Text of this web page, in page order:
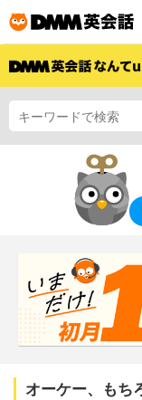
オーケー、もち